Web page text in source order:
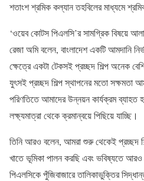
শতাংশ শ্রমিক কল্যান তহবিলের মাধ্যমে
‘ওয়েব কোটস পিএলসি’র সামগ্রিক বিষয়ে
রেজা অমি বলেন, বাংলাদেশ একটি আমদানি
ক্ষেত্রে একটা টেকসই প্রচ্ছদ শিল্প অনেক
যুৎসই প্রচ্ছদ শিল্প স্থাপনের মতো সক্ষমতা
পরিণতিতে আমাদের উন্নয়ন কার্যক্রম
লক্ষ্যমাত্রা থেকে ক্রমান্বয়ে পিছিয়ে যাচ্ছি।
তিনি আরও বলেন, আমরা শুরু থেকেই প্রচ্ছদ
খাতে ভূমিকা পালন করছি এবং ভবিষ্যতে আরও
পিএলসিকে পুঁজিবাজারে তালিকাভুক্তির